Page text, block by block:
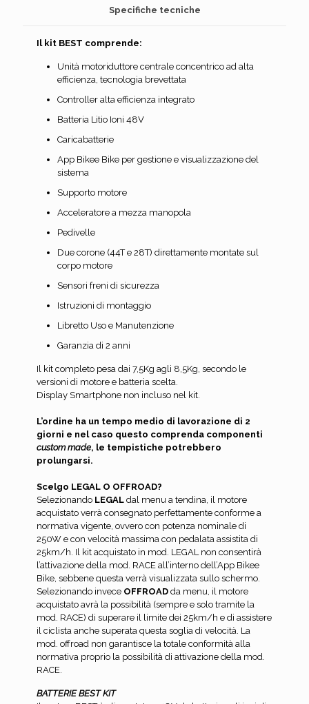
Specifiche tecniche
Il kit BEST comprende:
Unità motoriduttore centrale concentrico ad alta
efficienza, tecnologia brevettata
Controller alta efficienza integrato
Batteria Litio Ioni 48V
Caricabatterie
App Bikee Bike per gestione e visualizzazione del
sistema
Supporto motore
Acceleratore a mezza manopola
Pedivelle
Due corone (44T e 28T) direttamente montate sul
corpo motore
Sensori freni di sicurezza
Istruzioni di montaggio
Libretto Uso e Manutenzione
Garanzia di 2 anni
Il kit completo pesa dai 7,5Kg agli 8,5Kg, secondo le
versioni di motore e batteria scelta.
Display Smartphone non incluso nel kit.
L’ordine ha un tempo medio di lavorazione di 2
giorni e nel caso questo comprenda componenti
custom made, le tempistiche potrebbero
prolungarsi.
Scelgo LEGAL O OFFROAD?
Selezionando LEGAL dal menu a tendina, il motore
acquistato verrà consegnato perfettamente conforme a
normativa vigente, ovvero con potenza nominale di
250W e con velocità massima con pedalata assistita di
25km/h. Il kit acquistato in mod. LEGAL non consentirà
l’attivazione della mod. RACE all’interno dell’App Bikee
Bike, sebbene questa verrà visualizzata sullo schermo.
Selezionando invece OFFROAD da menu, il motore
acquistato avrà la possibilità (sempre e solo tramite la
mod. RACE) di superare il limite dei 25km/h e di assistere
il ciclista anche superata questa soglia di velocità. La
mod. offroad non garantisce la totale conformità alla
normativa proprio la possibilità di attivazione della mod.
RACE.
BATTERIE BEST KIT